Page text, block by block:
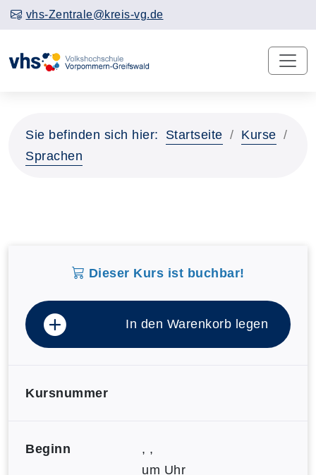
vhs-Zentrale@kreis-vg.de
Sie befinden sich hier: Startseite
Kurse
Sprachen
Dieser Kurs ist buchbar!
In den Warenkorb legen
Kursnummer
Beginn
, ,
um Uhr